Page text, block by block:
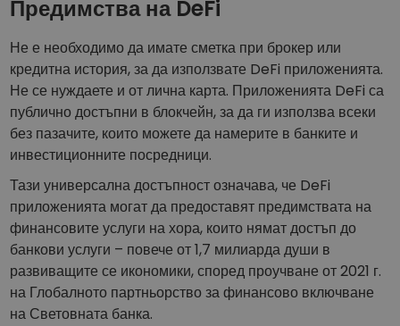
Предимства на DeFi
Не е необходимо да имате сметка при брокер или
кредитна история, за да използвате DeFi приложенията.
Не се нуждаете и от лична карта. Приложенията DeFi са
публично достъпни в блокчейн, за да ги използва всеки
без пазачите, които можете да намерите в банките и
инвестиционните посредници.
Тази универсална достъпност означава, че DeFi
приложенията могат да предоставят предимствата на
финансовите услуги на хора, които нямат достъп до
банкови услуги – повече от 1,7 милиарда души в
развиващите се икономики, според проучване от 2021 г.
на Глобалното партньорство за финансово включване
на Световната банка.